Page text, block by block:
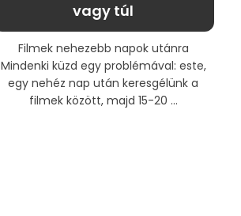
vagy túl
Filmek nehezebb napok utánra
Mindenki küzd egy problémával: este,
egy nehéz nap után keresgélünk a
filmek között, majd 15-20 ...